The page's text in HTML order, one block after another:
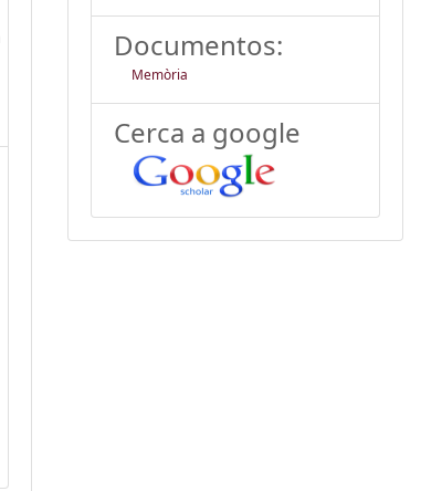
Documentos:
Memòria
Cerca a google